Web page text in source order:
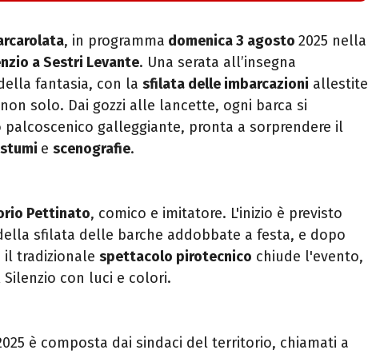
, in programma domenica 3 agosto 2025 nella
a Sestri Levante. Una serata all’insegna
fantasia, con la sfilata delle imbarcazioni allestite
solo. Dai gozzi alle lancette, ogni barca si
galleggiante, pronta a sorprendere il
e scenografie.
Pettinato, comico e imitatore. L'inizio è previsto
sfilata delle barche addobbate a festa, e dopo
il tradizionale spettacolo pirotecnico chiude l'evento,
con luci e colori.
è composta dai sindaci del territorio, chiamati a